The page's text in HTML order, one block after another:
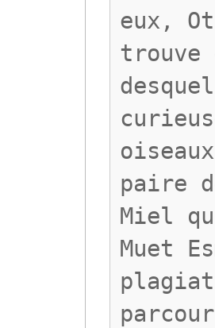
eux,
trouve
paire
Miel
Muet